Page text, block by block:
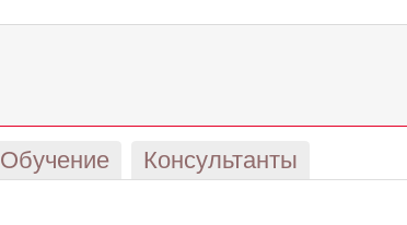
Обучение Консультанты